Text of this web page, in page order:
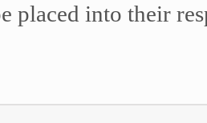
placed into their